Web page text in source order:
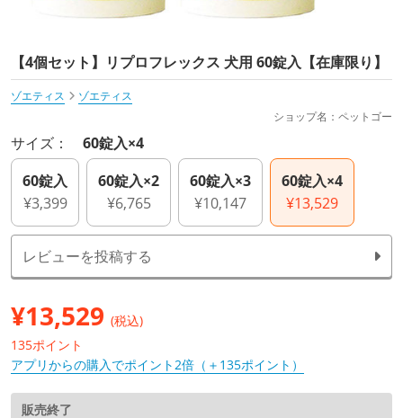
【4個セット】リプロフレックス 犬用 60錠入【在庫限り】
ゾエティス
ゾエティス
ショップ名：ペットゴー
サイズ： 60錠入×4
60錠入
¥3,399
60錠入×2
¥6,765
60錠入×3
¥10,147
60錠入×4
¥13,529
レビューを投稿する
¥13,529 (税込)
135ポイント
アプリからの購入でポイント2倍（＋135ポイント）
販売終了